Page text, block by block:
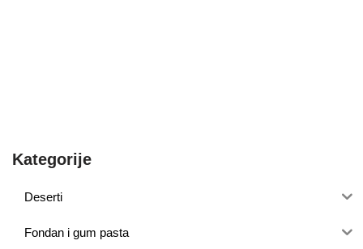
Kategorije
Deserti
Fondan i gum pasta